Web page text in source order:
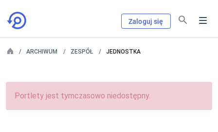
Zaloguj się
ARCHIWUM ZESPÓŁ JEDNOSTKA
Portlety jest tymczasowo niedostępny.